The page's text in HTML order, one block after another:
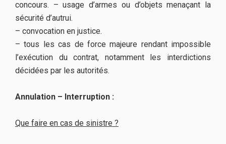
concours. – usage d’armes ou d’objets menaçant la
sécurité d’autrui.
– convocation en justice.
– tous les cas de force majeure rendant impossible
l’exécution du contrat, notamment les interdictions
décidées par les autorités.
Annulation – Interruption :
Que faire en cas de sinistre ?